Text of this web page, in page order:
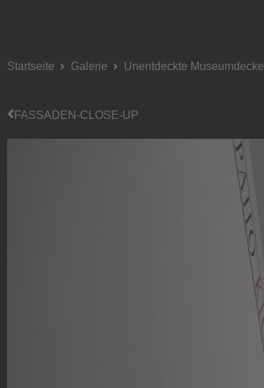
Startseite Galerie Unentdeckte Museumdecke
FASSADEN-CLOSE-UP